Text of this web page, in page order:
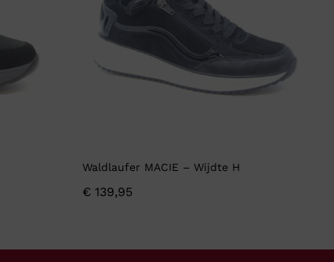
Waldlaufer MACIE – Wijdte H
€ 139,95